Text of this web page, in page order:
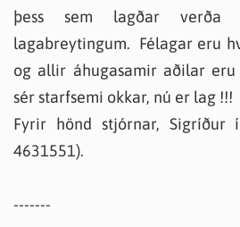
þess sem lagðar
lagabreytingum. Félagar eru
og allir áhugasamir aðilar
sér starfsemi okkar, nú er lag !!!
Fyrir hönd stjórnar,
4631551).
-------